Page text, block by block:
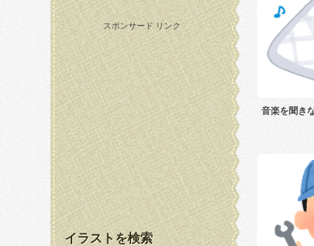
スポンサード リンク
イラストを検索
音楽を聞き